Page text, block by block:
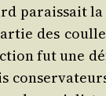
parais­sait
des
fut une